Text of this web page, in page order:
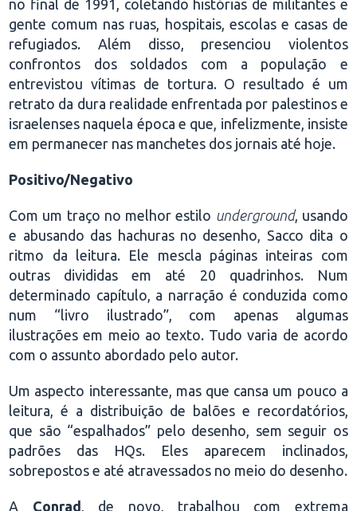
no final de 1991, coletando histórias de militantes e
gente comum nas ruas, hospitais, escolas e casas de
refugiados. Além disso, presenciou violentos
confrontos dos soldados com a população e
entrevistou vítimas de tortura. O resultado é um
retrato da dura realidade enfrentada por palestinos e
israelenses naquela época e que, infelizmente, insiste
em permanecer nas manchetes dos jornais até hoje.
Positivo/Negativo
Com um traço no melhor estilo underground, usando
e abusando das hachuras no desenho, Sacco dita o
ritmo da leitura. Ele mescla páginas inteiras com
outras divididas em até 20 quadrinhos. Num
determinado capítulo, a narração é conduzida como
num “livro ilustrado”, com apenas algumas
ilustrações em meio ao texto. Tudo varia de acordo
com o assunto abordado pelo autor.
Um aspecto interessante, mas que cansa um pouco a
leitura, é a distribuição de balões e recordatórios,
que são “espalhados” pelo desenho, sem seguir os
padrões das HQs. Eles aparecem inclinados,
sobrepostos e até atravessados no meio do desenho.
A Conrad , de novo, trabalhou com extrema